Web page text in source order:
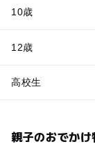
10歳
12歳
高校生
親子のおでか